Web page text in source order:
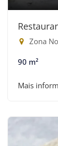
Zona
90 m²
Mais